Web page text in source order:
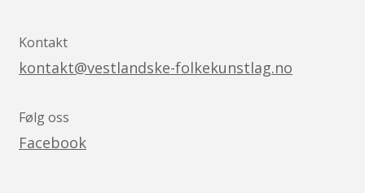
Kontakt
kontakt@vestlandske-folkekunstlag.no
Følg oss
Facebook